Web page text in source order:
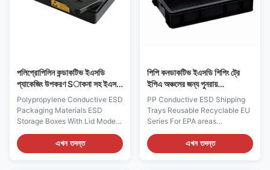
the bottle head. The alcohol
will be sprayed from the inside.
cleaned with water, alcohol
and other detergents. 4, Use a
cotton swab or a rag to gently
পলিপ্রোপিলিন কন্ডাকটিভ ইএসডি
প্যাকেজিং উপকরণ Sাকনা সহ ইএসডি
স্টোরেজ বক্সগুলি
Polypropylene Conductive ESD
Packaging Materials ESD
Storage Boxes With Lid Model
3605 Description: 1, It is made
of conductive Polypropylene
for Small Parts Storage 2,
এখন তদন্ত
পিপি কনডাকটিভ ইএসডি শিপিং ট্রে
ইপিএ অঞ্চলের জন্য পুনরায়
ব্যবহারযোগ্য পুনর্ব্যবহারযোগ্য ইইউ
সিরিজ
PP Conductive ESD Shipping
Trays Reusable Recyclable EU
Series For EPA areas
Description: 1, It is made of
conductive Polypropylene, to
protect sensitive electronic
এখন তদন্ত